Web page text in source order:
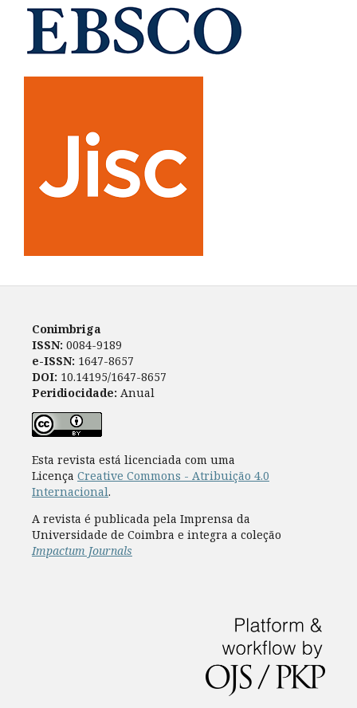
Conimbriga
ISSN: 0084-9189
e-ISSN: 1647-8657
DOI: 10.14195/1647-8657
Peridiocidade: Anual
Esta revista está licenciada com uma
Licença Creative Commons - Atribuição 4.0
Internacional.
A revista é publicada pela Imprensa da
Universidade de Coimbra e integra a coleção
Impactum Journals